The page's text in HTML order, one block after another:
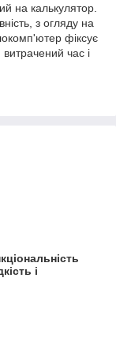
на калькулятор.
з огляду на
фіксує
час і
і